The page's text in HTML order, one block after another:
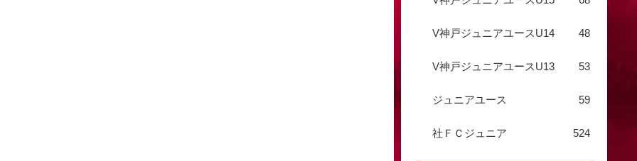
V神戸ジュニアユースU14 48
V神戸ジュニアユースU13 53
ジュニアユース 59
社ＦＣジュニア 524